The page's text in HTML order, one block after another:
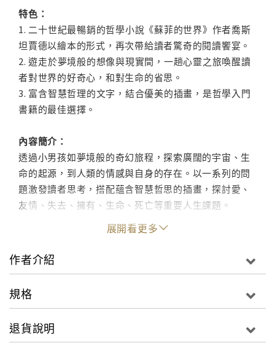
特色：
1. 二十世紀最暢銷的哲學小說《蘇菲的世界》作者喬斯
坦賈德以繪本的形式，再次帶給讀者驚奇的閱讀饗宴。
2. 遊走於夢境般的想像與現實間，一趟心靈之旅喚醒讀
者對世界的好奇心，和對生命的省思。
3. 富含智慧哲理的文字，結合優美的插畫，是哲學入門
書籍的最佳選擇。
內容簡介：
透過小男孩如夢境般的奇幻旅程，探索廣闊的宇宙、生
命的起源，到人類的情感與自身的存在。以一系列的問
題激發讀者思考，搭配蘊含智慧哲思的插畫，探討愛、
友情、失去、擁有、生命、死亡等重要人生課題。
我為什麼活著？
我需要擁有很多東西才能快樂嗎？
生命中最重要的是什麼？
展開看更多
作者介紹
規格
退貨說明